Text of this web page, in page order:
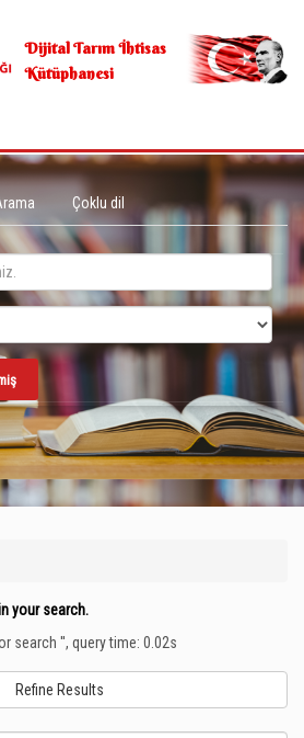
Dijital Tarım İhtisas
Kütüphanesi
Çoklu dil
your search.
search '', query time: 0.02s
Refine Results